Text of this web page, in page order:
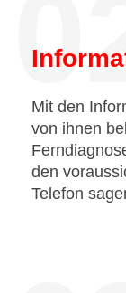
Mit den
von ihnen
den
Telefon